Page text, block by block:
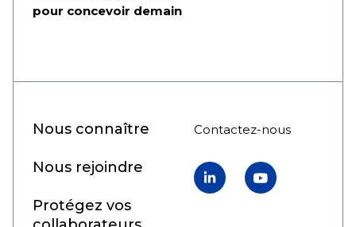
pour concevoir demain
Nous connaître
Nous rejoindre
Protégez vos
Contactez-nous
LinkedInYouTube